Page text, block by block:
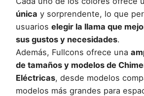
única y sorprendente, lo que
usuarios elegir la llama que
sus gustos y necesidades.
Además, Fullcons ofrece una
de tamaños y modelos de
Eléctricas, desde modelos
modelos más grandes para